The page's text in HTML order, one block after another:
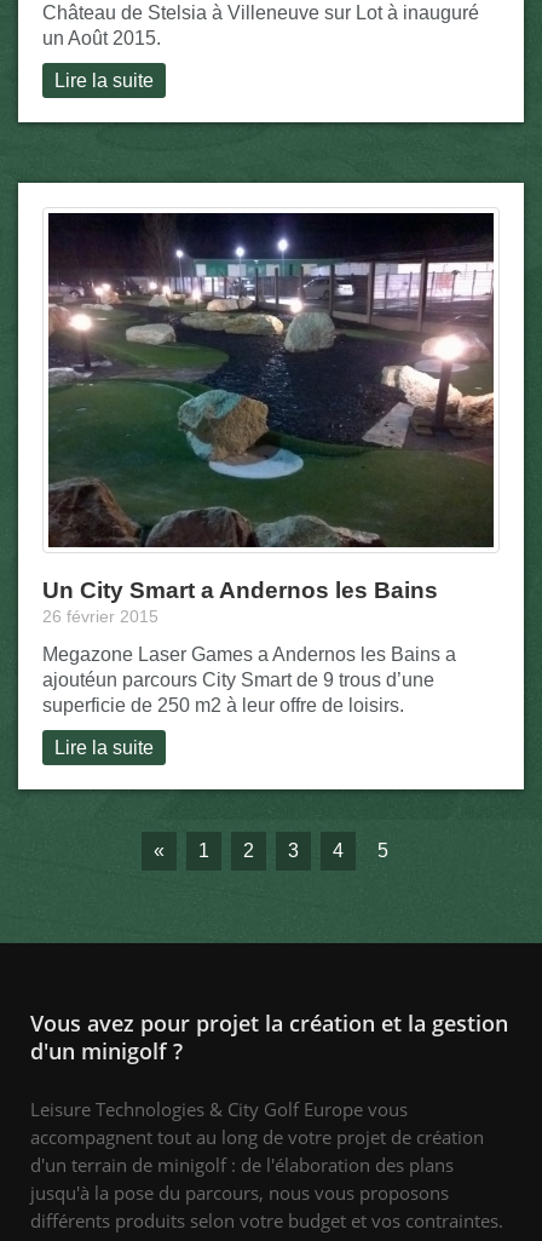
Château de Stelsia à Villeneuve sur Lot à inauguré
un Août 2015.
Lire la suite
Un City Smart a Andernos les Bains
26 février 2015
Megazone Laser Games a Andernos les Bains a
ajoutéun parcours City Smart de 9 trous d’une
superficie de 250 m2 à leur offre de loisirs.
Lire la suite
« 1 2 3 4 5
Vous avez pour projet la création et la gestion
d'un minigolf ?
Leisure Technologies & City Golf Europe vous
accompagnent tout au long de votre projet de création
d'un terrain de minigolf : de l'élaboration des plans
jusqu'à la pose du parcours, nous vous proposons
différents produits selon votre budget et vos contraintes.